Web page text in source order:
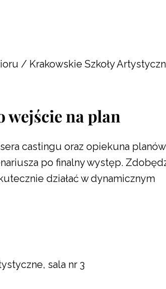
/ Krakowskie Szkoły
wejście na plan
castingu oraz opiekuna planów
po finalny występ.
działać w dynamicznym
sala nr 3